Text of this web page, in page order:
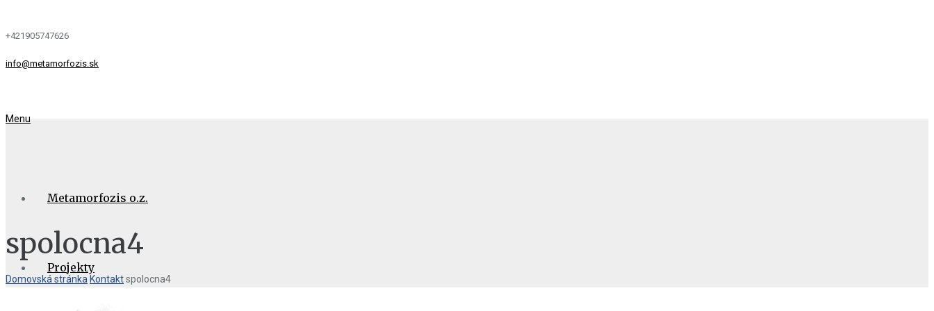
+421905747626
info@metamorfozis.sk
Menu
Metamorfozis o.z.
Projekty
spolocna4
Domovská stránka Kontaktspolocna4